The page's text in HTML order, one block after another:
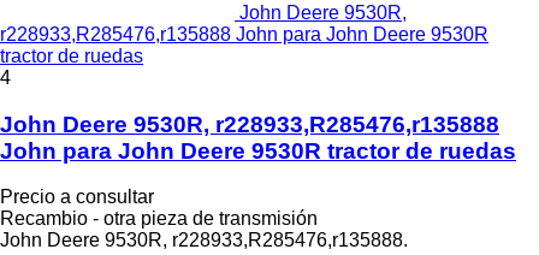
John Deere 9530R,
r228933,R285476,r135888 John para John Deere 9530R
tractor de ruedas
4
John Deere 9530R, r228933,R285476,r135888
John para John Deere 9530R tractor de ruedas
Precio a consultar
Recambio - otra pieza de transmisión
John Deere 9530R, r228933,R285476,r135888.